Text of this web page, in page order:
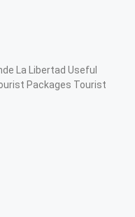
La Libertad Useful
Packages Tourist